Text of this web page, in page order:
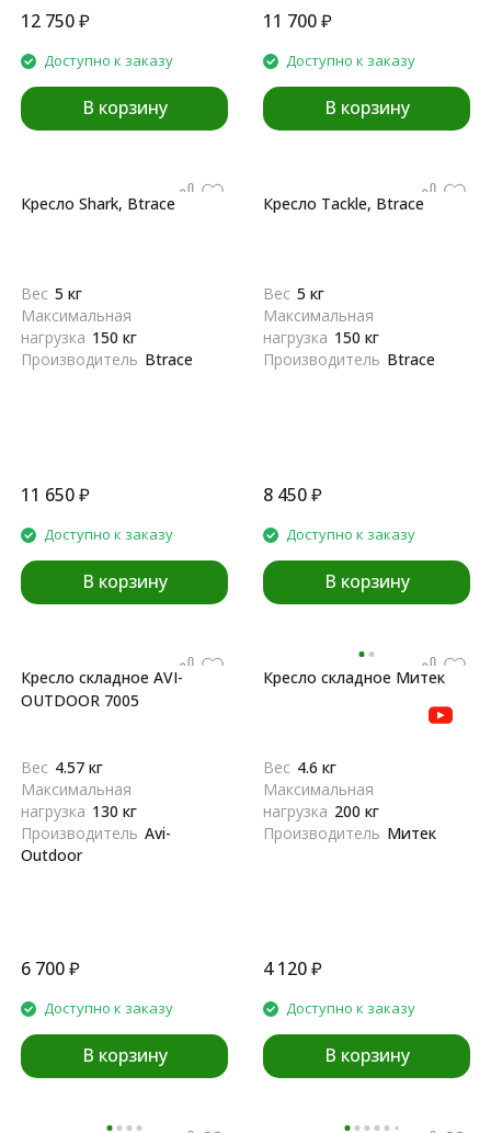
12 750₽
Доступно к заказу
В корзину
11 700₽
Доступно к заказу
В корзину
Кресло Shark, Btrace
Вес 5 кг
Максимальная
нагрузка 150 кг
Производитель Btrace
11 650₽
Доступно к заказу
В корзину
Кресло Tackle, Btrace
Вес 5 кг
Максимальная
нагрузка 150 кг
Производитель Btrace
8 450₽
Доступно к заказу
В корзину
Кресло складное AVI-
OUTDOOR 7005
Вес 4.57 кг
Максимальная
нагрузка 130 кг
Производитель Avi-
Outdoor
6 700₽
Доступно к заказу
В корзину
Кресло складное Митек
Вес 4.6 кг
Максимальная
нагрузка 200 кг
Производитель Митек
4 120₽
Доступно к заказу
В корзину